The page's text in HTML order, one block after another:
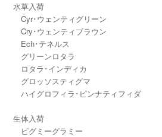
水草入荷
Cyr･ウェンティグリーン
Cry･ウェンティブラウン
Ech･テネルス
グリーンロタラ
ロタラ･インディカ
グロッソスティグマ
ハイグロフィラ･ピンナティフィダ
生体入荷
ピグミーグラミー